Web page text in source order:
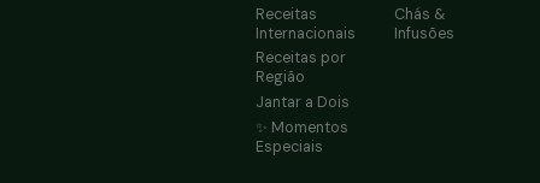
Receitas
Internacionais
Receitas por
Região
Jantar a Dois
✨ Momentos
Especiais
Chás &
Infusões